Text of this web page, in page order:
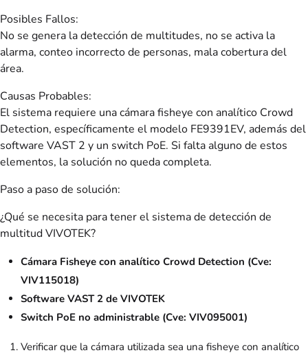
Posibles Fallos:
No se genera la detección de multitudes, no se activa la
alarma, conteo incorrecto de personas, mala cobertura del
área.
Causas Probables:
El sistema requiere una cámara fisheye con analítico Crowd
Detection, específicamente el modelo FE9391EV, además del
software VAST 2 y un switch PoE. Si falta alguno de estos
elementos, la solución no queda completa.
Paso a paso de solución:
¿Qué se necesita para tener el sistema de detección de
multitud VIVOTEK?
Cámara Fisheye con analítico Crowd Detection (Cve:
VIV115018)
Software VAST 2 de VIVOTEK
Switch PoE no administrable (Cve: VIV095001)
Verificar que la cámara utilizada sea una fisheye con analítico